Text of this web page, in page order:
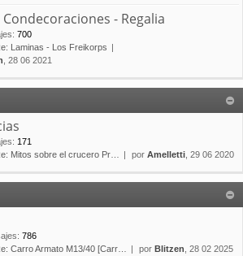
- Regalia
: 700
Laminas - Los Freikorps
, 28 06 2021
: 171
Mitos sobre el crucero Pr… por Amelletti , 29 06 2020
: 786
Carro Armato M13/40 [Carr… por Blitzen , 28 02 2025